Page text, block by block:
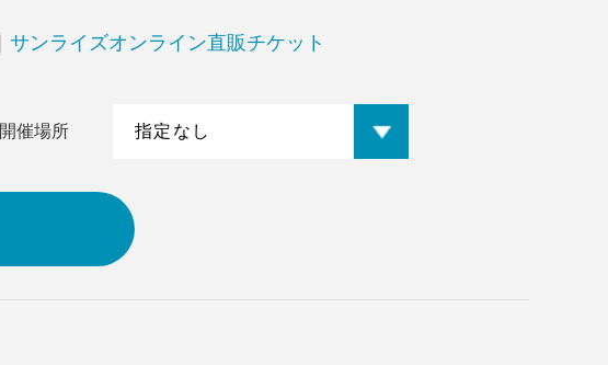
サンライズオンライン直販チケット
開催場所